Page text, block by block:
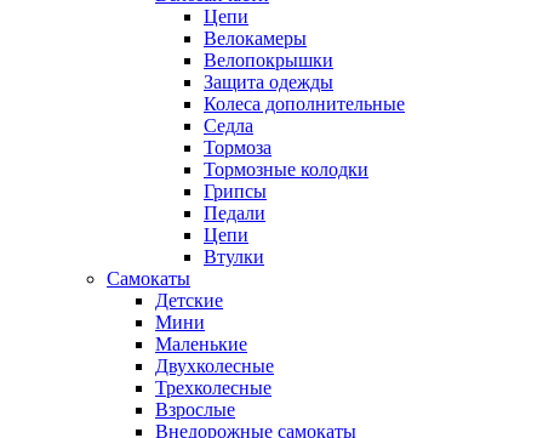
Цепи
Велокамеры
Велопокрышки
Защита одежды
Колеса дополнительные
Седла
Тормоза
Тормозные колодки
Грипсы
Педали
Цепи
Втулки
Самокаты
Детские
Мини
Маленькие
Двухколесные
Трехколесные
Взрослые
Внедорожные самокаты